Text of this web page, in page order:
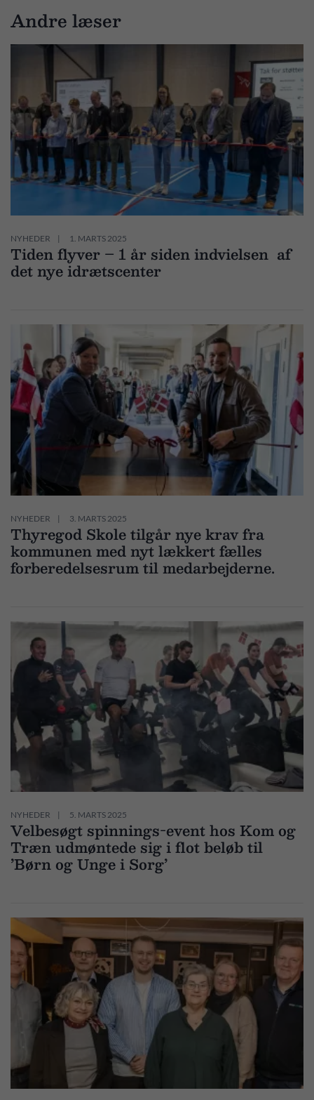
Andre læser
NYHEDER 1. MARTS 2025
Tiden flyver – 1 år siden indvielsen af
det nye idrætscenter
NYHEDER 3. MARTS 2025
Thyregod Skole tilgår nye krav fra
kommunen med nyt lækkert fælles
forberedelsesrum til medarbejderne.
NYHEDER 5. MARTS 2025
Velbesøgt spinnings-event hos Kom og
Træn udmøntede sig i flot beløb til
’Børn og Unge i Sorg’